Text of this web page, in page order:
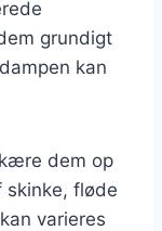
grundigt
kan
dem op
skinke, fløde
varieres